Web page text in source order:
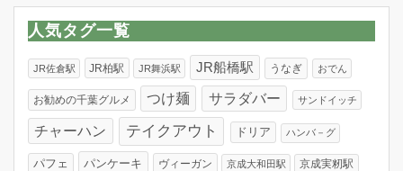
リ
ー
人気タグ一覧
JR佐倉駅 JR柏駅 JR舞浜駅 JR船橋駅 うなぎ おでん
お勧めの千葉グルメ つけ麺 サラダバー サンドイッチ
チャーハン テイクアウト ドリア ハンバ－グ
パフェ パンケーキ ヴィーガン 京成大和田駅 京成実籾駅